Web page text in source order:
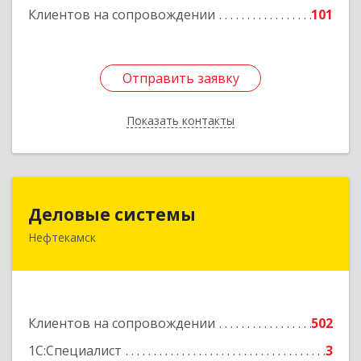
Клиентов на сопровождении 101
Отправить заявку
Показать контакты
Отправить заявку
Назад
Деловые системы
Нефтекамск
Клиентов на сопровождении
502
1С:Специалист
3
452689, Башкортостан Респ, Нефтекамск г,